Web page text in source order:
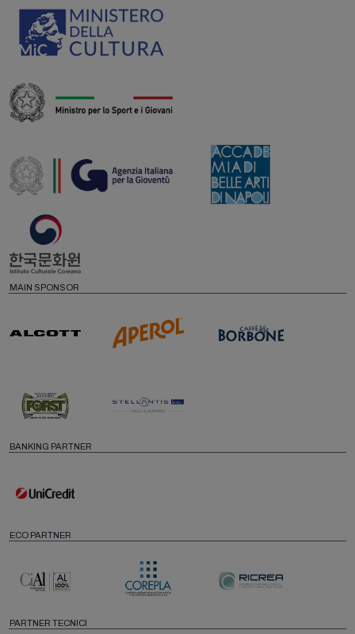
MAIN SPONSOR
BANKING PARTNER
ECO PARTNER
PARTNER TECNICI